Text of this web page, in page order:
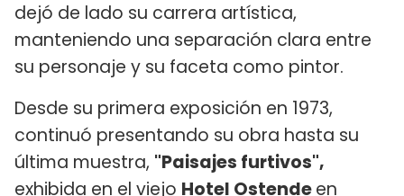
dejó de lado su carrera artística,
manteniendo una separación clara entre
su personaje y su faceta como pintor.
Desde su primera exposición en 1973,
continuó presentando su obra hasta su
última muestra, "Paisajes furtivos",
exhibida en el viejo Hotel Ostendeen